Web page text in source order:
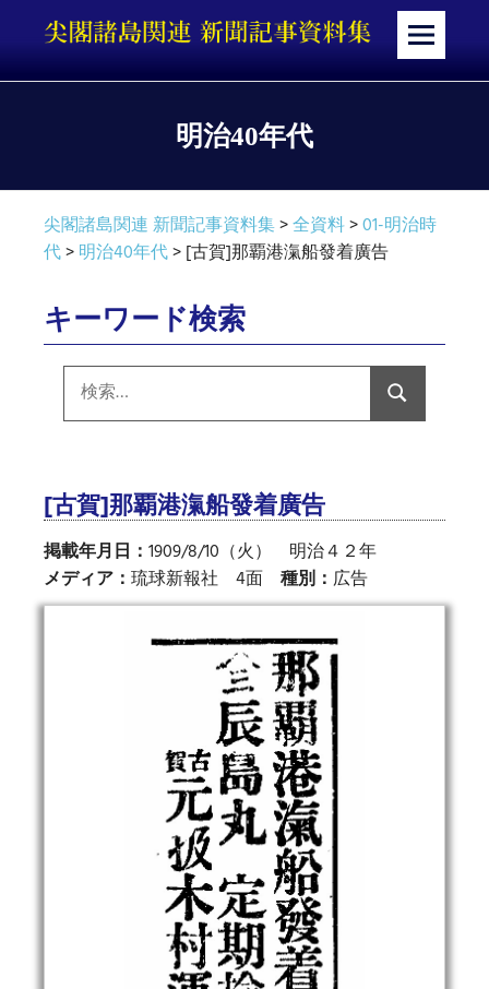
テ
メ
明治40年代
尖閣諸島関連 新聞記事資料集>全資料>01-明治時
代>明治40年代>[古賀]那覇港滊船發着廣告
キーワード検索
索:
検
索
[古賀]那覇港滊船發着廣告
掲載年月日： 1909/8/10（火） 明治４２年
メディア： 琉球新報社 4面 種別： 広告